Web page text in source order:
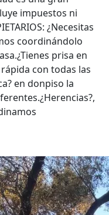
impuestos ni
¿Necesitas
coordinándolo
prisa en
con todas las
en donpiso la